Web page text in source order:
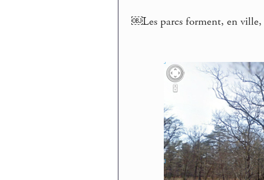
￼Les parcs forment, en ville,